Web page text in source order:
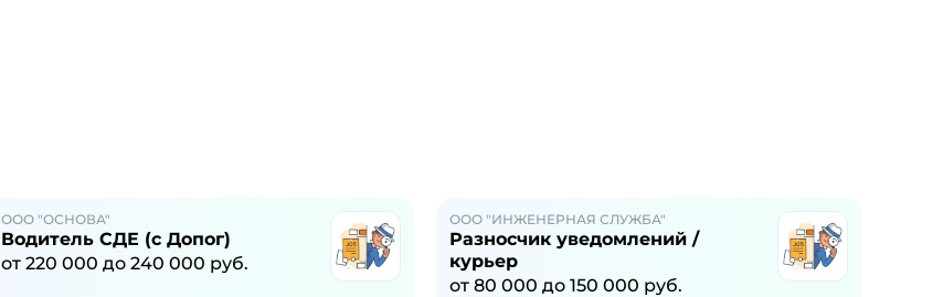
ООО "ОСНОВА"
Водитель СДЕ (с Допог)
от220 000 до240 000 руб.
ООО "ИНЖЕНЕРНАЯ СЛУЖБА"
Разносчик уведомлений /
курьер
от 80 000 до 150 000 руб.